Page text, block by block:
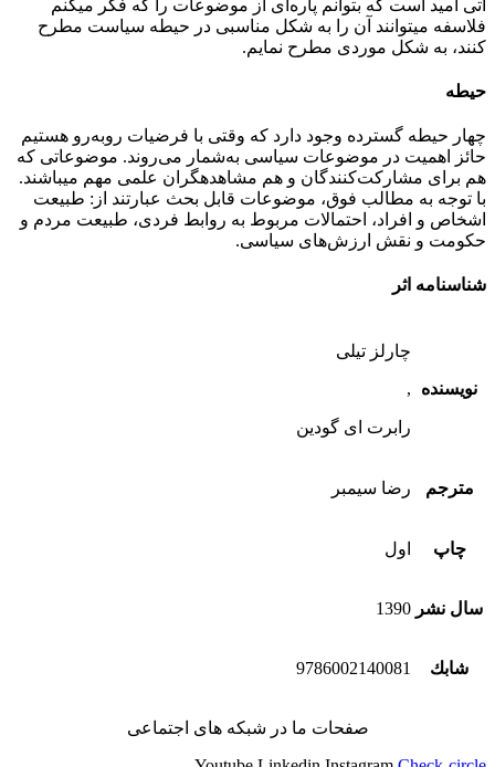
آتی امید است که بتوانم پاره‌ای از موضوعات را که فکر می­کنم
فلاسفه می­توانند آن را به شکل مناسبی در حیطه سیاست مطرح
کنند، به شکل موردی مطرح نمایم.
حیطه
چهار حیطه گسترده وجود دارد که وقتی با فرضیات روبه‌رو هستیم
حائز اهمیت در موضوعات سیاسی به‌شمار می‌روند. موضوعاتی که
هم برای مشارکت‌کنندگان و هم مشاهده­گران علمی مهم می­باشند.
با توجه به مطالب فوق، موضوعات قابل بحث عبارتند از: طبیعت
اشخاص و افراد، احتمالات مربوط به روابط فردی، طبیعت مردم و
حکومت و نقش ارزش‌های سیاسی.
شناسنامه اثر
نویسنده
چارلز تیلی
,
رابرت ای گودین
مترجم رضا سیمبر
چاپ اول
سال نشر 1390
شابك 9786002140081
صفحات ما در شبکه های اجتماعی